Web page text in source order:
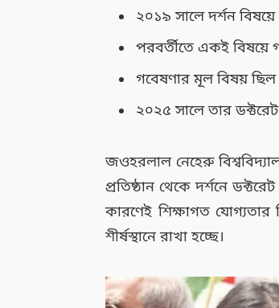
২০১৯ সালে দর্শন
পরবর্তীতে একই বিষয়ে
গবেষণার মূল বিষয় ছিল
২০২৫ সালে তার
জওহরলাল নেহেরু
প্রতিষ্ঠান থেকে দর্শনে
কারণেই শিক্ষাগত যোগ্যতার
শীর্ষস্থানে রাখা হচ্ছে।